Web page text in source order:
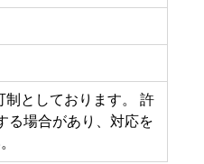
としております。 許
る場合があり、対応を